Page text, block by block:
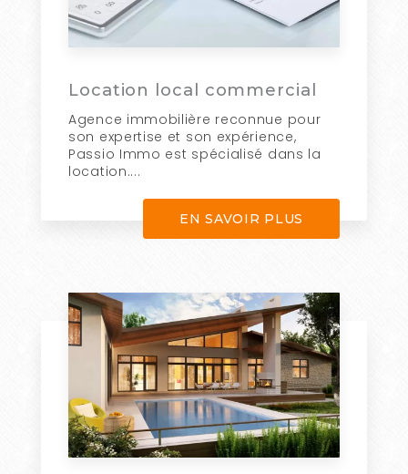
Location local commercial
Agence immobilière reconnue pour
son expertise et son expérience,
Passio Immo est spécialisé dans la
location....
EN SAVOIR PLUS